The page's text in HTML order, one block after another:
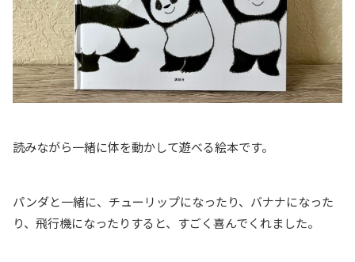
読みながら一緒に体を動かして遊べる絵本です。
パンダと一緒に、チューリップになったり、バナナになった
り、飛行機になったりすると、すごく喜んでくれました。